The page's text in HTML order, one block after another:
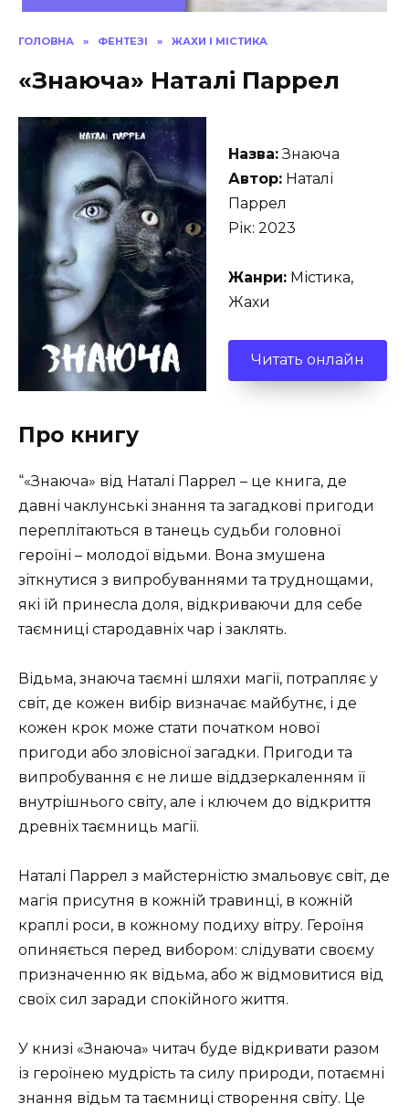
ГОЛОВНА » ФЕНТЕЗІ » ЖАХИ І МІСТИКА
«Знаюча» Наталі Паррел
Назва:Знаюча
Автор: Наталі
Паррел
Рік: 2023
Жанри: Містика,
Жахи
Читать онлайн
Про книгу
“«Знаюча» від Наталі Паррел – це книга, де
давні чаклунські знання та загадкові пригоди
переплітаються в танець судьби головної
героїні – молодої відьми. Вона змушена
зіткнутися з випробуваннями та труднощами,
які їй принесла доля, відкриваючи для себе
таємниці стародавніх чар і заклять.
Відьма, знаюча таємні шляхи магії, потрапляє у
світ, де кожен вибір визначає майбутнє, і де
кожен крок може стати початком нової
пригоди або зловісної загадки. Пригоди та
випробування є не лише віддзеркаленням її
внутрішнього світу, але і ключем до відкриття
древніх таємниць магії.
Наталі Паррел з майстерністю змальовує світ, де
магія присутня в кожній травинці, в кожній
краплі роси, в кожному подиху вітру. Героїня
опиняється перед вибором: слідувати своєму
призначенню як відьма, або ж відмовитися від
своїх сил заради спокійного життя.
У книзі «Знаюча» читач буде відкривати разом
із героїнею мудрість та силу природи, потаємні
знання відьм та таємниці створення світу. Це